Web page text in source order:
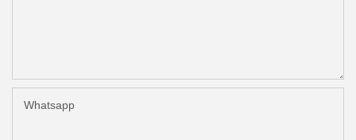
Whatsapp